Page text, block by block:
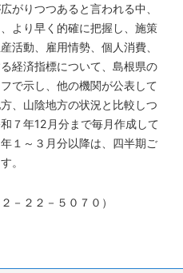
がりつつあると言われる中、
より早く的確に把握し、施策
活動、雇用情勢、個人消費、
経済指標について、島根県の
で示し、他の機関が公表して
、山陰地方の状況と比較しつ
７年12月分まで毎月作成して
１～３月分以降は、四半期ご
。
２２－５０７０）